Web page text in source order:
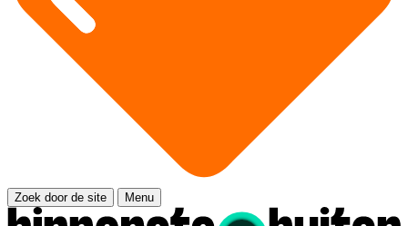
Zoek door de site Menu